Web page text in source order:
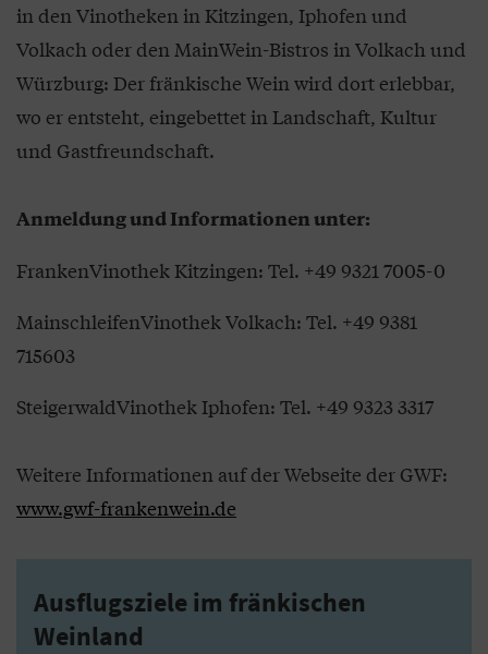
in den Vinotheken in Kitzingen, Iphofen und
Volkach oder den MainWein-Bistros in Volkach und
Würzburg: Der fränkische Wein wird dort erlebbar,
wo er entsteht, eingebettet in Landschaft, Kultur
und Gastfreundschaft.
Anmeldung und Informationen unter:
FrankenVinothek Kitzingen: Tel. +49 9321 7005-0
MainschleifenVinothek Volkach: Tel. +49 9381
715603
SteigerwaldVinothek Iphofen: Tel. +49 9323 3317
Weitere Informationen auf der Webseite der GWF:
www.gwf-frankenwein.de
Ausflugsziele im fränkischen
Weinland